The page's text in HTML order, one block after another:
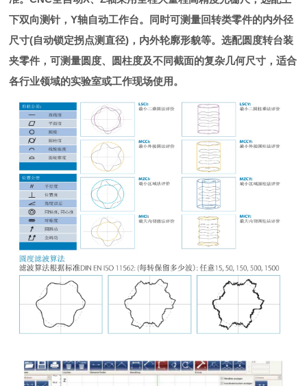
下双向测针，Y轴自动工作台。同时可测量回转类零件的内外径
尺寸(自动锁定拐点测直径)，内外轮廓形貌等。选配圆度转台装
夹零件，可测量圆度、圆柱度及不同截面的复杂几何尺寸，适合
各行业领域的实验室或工作现场使用。